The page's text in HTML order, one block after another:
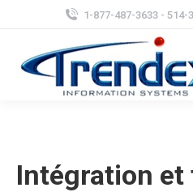
1-877-487-3633 - 514-
Intégration